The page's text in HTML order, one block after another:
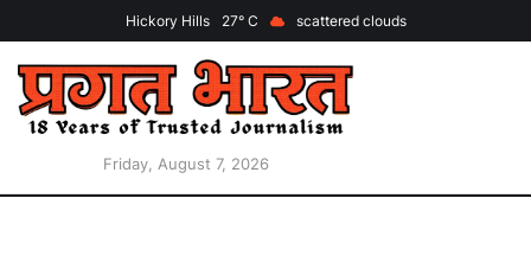
Hickory Hills 27 scattered clouds
Friday, August 7, 2026